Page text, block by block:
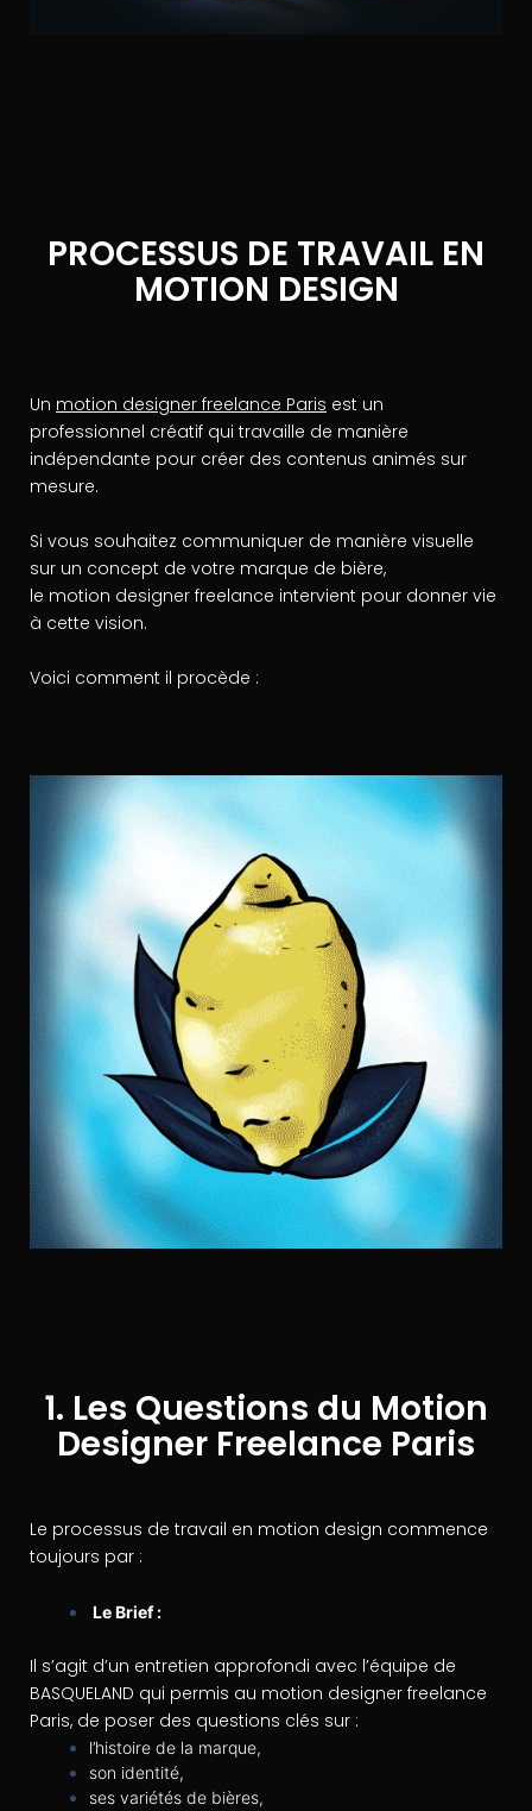
PROCESSUS DE TRAVAIL EN
MOTION DESIGN
Un motion designer freelance Paris est un
professionnel créatif qui travaille de manière
indépendante pour créer des contenus animés sur
mesure.
Si vous souhaitez communiquer de manière visuelle
sur un concept de votre marque de bière,
le motion designer freelance intervient pour donner vie
à cette vision.
Voici comment il procède :
1. Les Questions du Motion
Designer Freelance Paris
Le processus de travail en motion design commence
toujours par :
Le Brief :
Il s’agit d’un entretien approfondi avec l’équipe de
BASQUELAND qui permis au motion designer freelance
Paris, de poser des questions clés sur :
l’histoire de la marque,
son identité,
ses variétés de bières,